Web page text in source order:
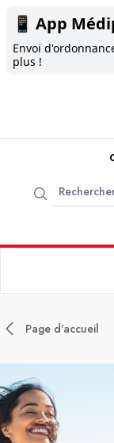
📱 App
Envoi
plus !
Page d'accueil